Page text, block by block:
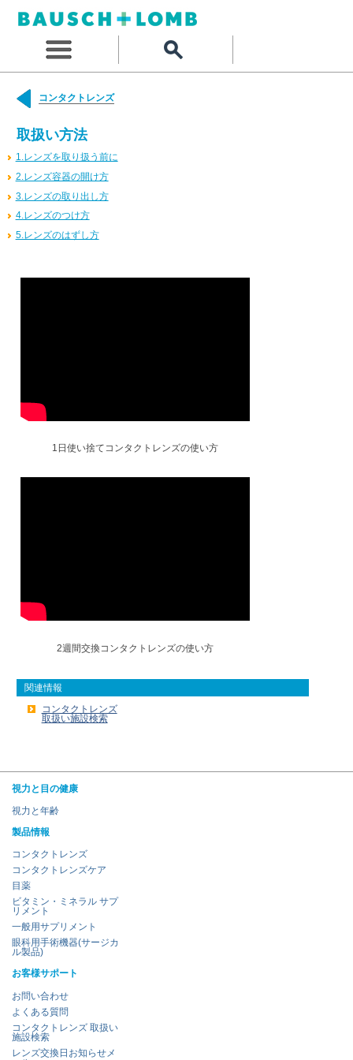
コンタクトレンズ
取扱い方法
1.レンズを取り扱う前に
2.レンズ容器の開け方
3.レンズの取り出し方
4.レンズのつけ方
5.レンズのはずし方
1日使い捨てコンタクトレンズの使い方
2週間交換コンタクトレンズの使い方
関連情報
コンタクトレンズ
取扱い施設検索
視力と目の健康
視力と年齢
製品情報
コンタクトレンズ
コンタクトレンズケア
目薬
ビタミン・ミネラル サプ
リメント
一般用サプリメント
眼科用手術機器(サージカ
ル製品)
お客様サポート
お問い合わせ
よくある質問
コンタクトレンズ 取扱い
施設検索
レンズ交換日お知らせメ